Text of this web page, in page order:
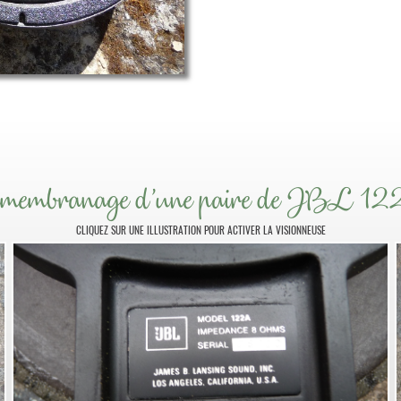
d'une paire de JBL
CLIQUEZ SUR UNE ILLUSTRATION POUR ACTIVER LA VISIONNEUSE